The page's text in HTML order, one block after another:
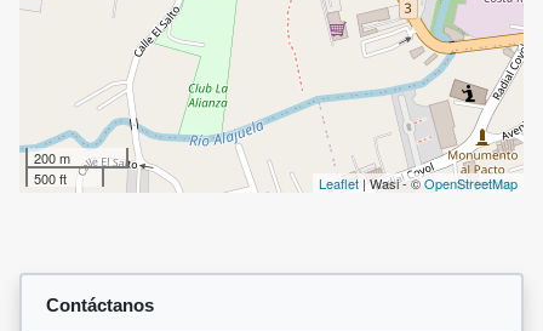
200 m
500 ft
Leaflet | Wasi - ©OpenStreetMap
Contáctanos